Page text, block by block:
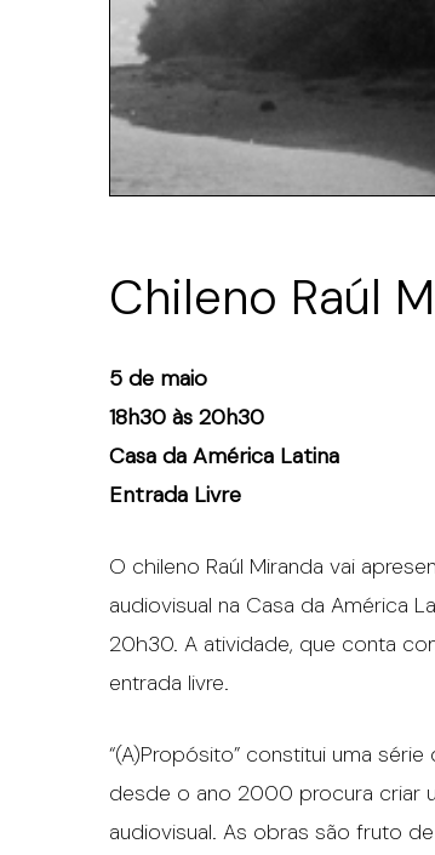
Chileno Raúl
5 de maio
18h30 às 20h30
Casa da América Latina
Entrada Livre
O chileno Raúl Miranda vai
audiovisual na Casa da América
20h30. A atividade, que conta
entrada livre.
“(A)Propósito” constitui uma
desde o ano 2000 procura criar
audiovisual. As obras são fruto